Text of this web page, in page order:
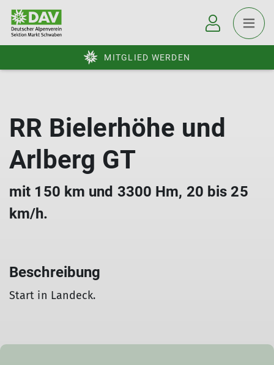
MITGLIED WERDEN
RR Bielerhöhe und
Arlberg GT
mit 150 km und 3300 Hm, 20 bis 25
km/h.
Beschreibung
Start in Landeck.